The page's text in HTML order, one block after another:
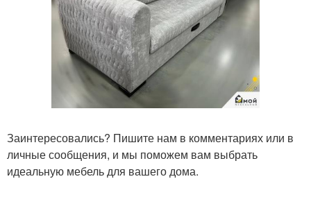
Заинтересовались? Пишите нам в комментариях или в
личные сообщения, и мы поможем вам выбрать
идеальную мебель для вашего дома.